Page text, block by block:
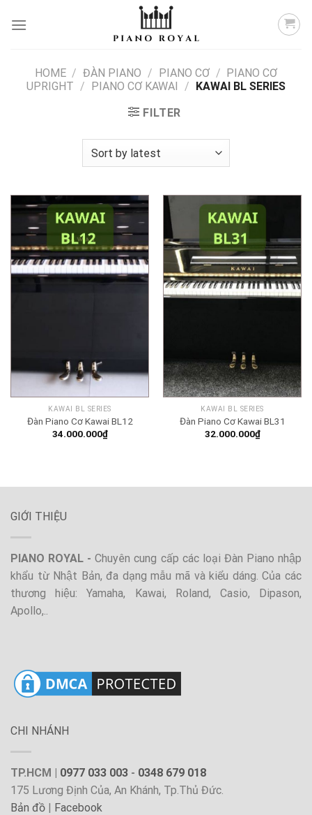
HOME / ĐÀN PIANO / PIANO CƠ / PIANO CƠ
UPRIGHT / PIANO CƠ KAWAI / KAWAI BL SERIES
FILTER
KAWAI BL SERIES
Đàn Piano Cơ Kawai BL12
34.000.000₫
KAWAI BL SERIES
Đàn Piano Cơ Kawai BL31
32.000.000₫
GIỚI THIỆU
PIANO ROYAL -Chuyên cung cấp các loại Đàn Piano nhập
khẩu từ Nhật Bản, đa dạng mẫu mã và kiểu dáng. Của các
thương hiệu: Yamaha, Kawai, Roland, Casio, Dipason,
Apollo,..
CHI NHÁNH
TP.HCM | 0977 033 003 - 0348 679 018
175 Lương Định Của, An Khánh, Tp.Thủ Đức.
Bản đồ | Facebook